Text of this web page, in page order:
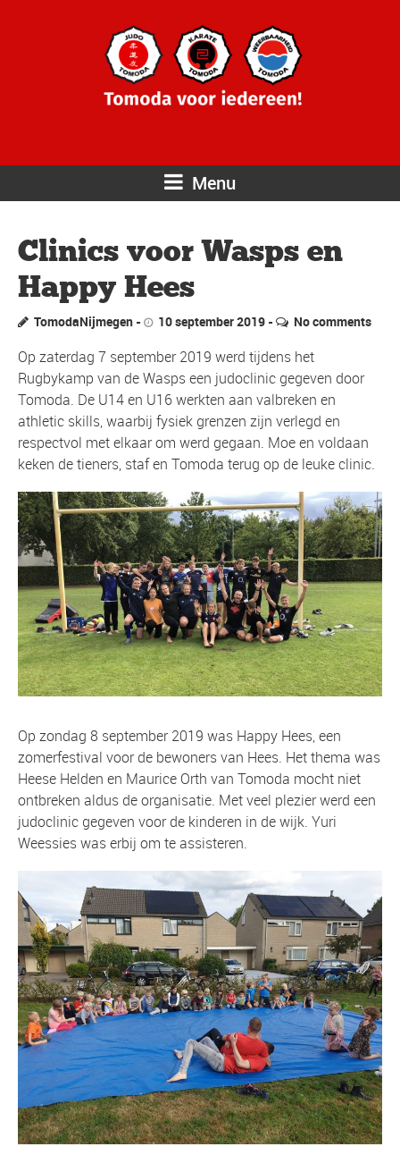
Menu
Clinics voor Wasps en
Happy Hees
TomodaNijmegen 10 september 2019 No comments
Op zaterdag 7 september 2019 werd tijdens het
Rugbykamp van de Wasps een judoclinic gegeven door
Tomoda. De U14 en U16 werkten aan valbreken en
athletic skills, waarbij fysiek grenzen zijn verlegd en
respectvol met elkaar om werd gegaan. Moe en voldaan
keken de tieners, staf en Tomoda terug op de leuke clinic.
Op zondag 8 september 2019 was Happy Hees, een
zomerfestival voor de bewoners van Hees. Het thema was
Heese Helden en Maurice Orth van Tomoda mocht niet
ontbreken aldus de organisatie. Met veel plezier werd een
judoclinic gegeven voor de kinderen in de wijk. Yuri
Weessies was erbij om te assisteren.